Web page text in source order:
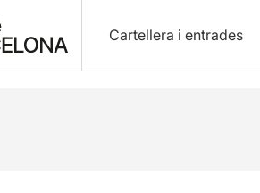
Cartellera i entrades